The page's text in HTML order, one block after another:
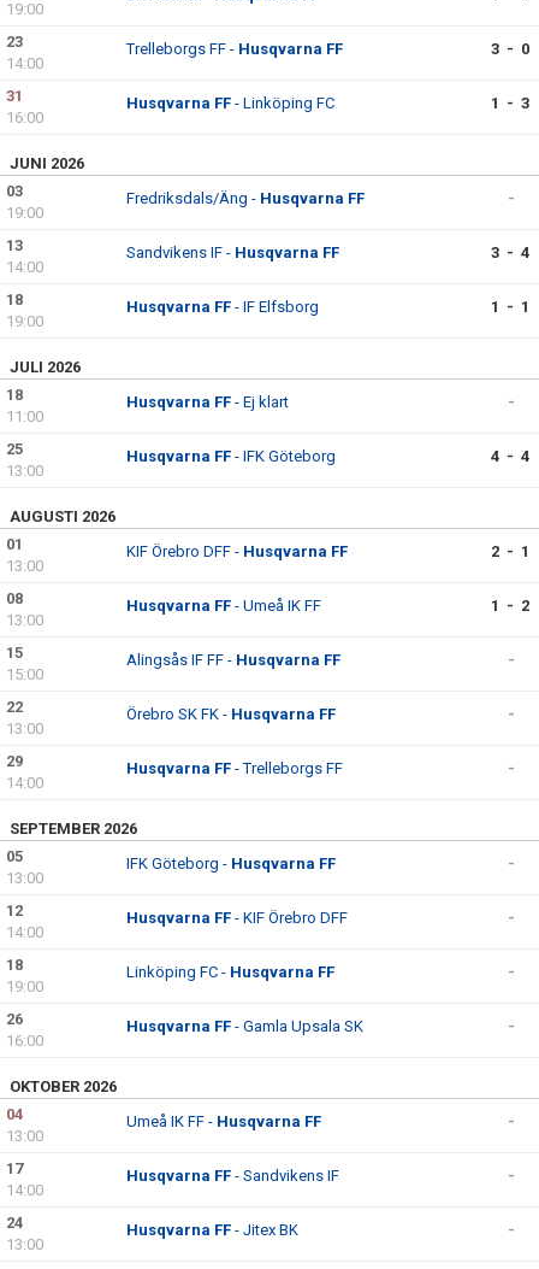
19:00
23
14:00
Trelleborgs FF - Husqvarna FF 3 - 0
31
16:00
Husqvarna FF - Linköping FC 1 - 3
JUNI 2026
03
19:00
Fredriksdals/Äng - Husqvarna FF -
13
14:00
Sandvikens IF - Husqvarna FF 3 - 4
18
19:00
Husqvarna FF - IF Elfsborg 1 - 1
JULI 2026
18
11:00
Husqvarna FF - Ej klart -
25
13:00
Husqvarna FF - IFK Göteborg 4 - 4
AUGUSTI 2026
01
13:00
KIF Örebro DFF - Husqvarna FF 2 - 1
08
13:00
Husqvarna FF - Umeå IK FF 1 - 2
15
15:00
Alingsås IF FF - Husqvarna FF -
22
13:00
Örebro SK FK - Husqvarna FF -
29
14:00
Husqvarna FF - Trelleborgs FF -
SEPTEMBER 2026
05
13:00
IFK Göteborg - Husqvarna FF -
12
14:00
Husqvarna FF - KIF Örebro DFF -
18
19:00
Linköping FC - Husqvarna FF -
26
16:00
Husqvarna FF - Gamla Upsala SK -
OKTOBER 2026
04
13:00
Umeå IK FF - Husqvarna FF -
17
14:00
Husqvarna FF - Sandvikens IF -
24
13:00
Husqvarna FF - Jitex BK -